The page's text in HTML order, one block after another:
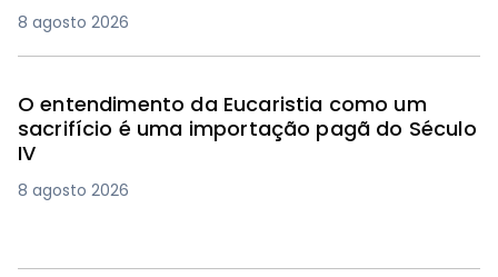
8 agosto 2026
O entendimento da Eucaristia como um
sacrifício é uma importação pagã do Século
IV
8 agosto 2026